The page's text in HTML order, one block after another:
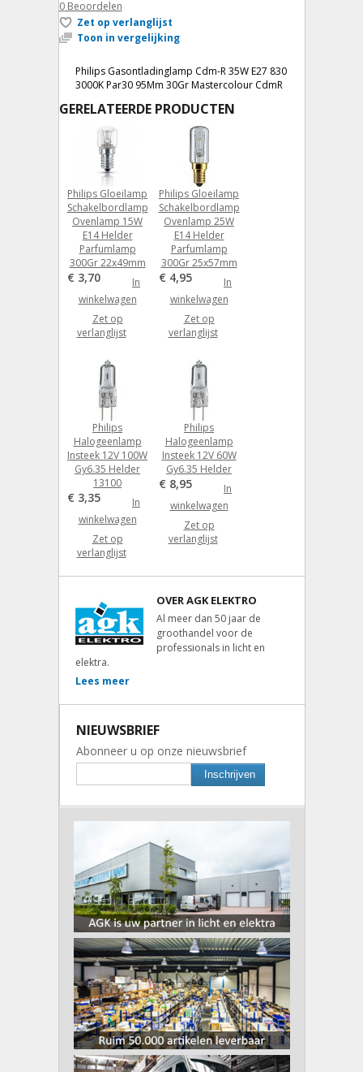
0Beoordelen
Zet op verlanglijst
Toon in vergelijking
Philips Gasontladinglamp Cdm-R 35W E27 830
3000K Par30 95Mm 30Gr Mastercolour CdmR
GERELATEERDE PRODUCTEN
Philips Gloeilamp
Schakelbordlamp
Ovenlamp 15W
E14 Helder
Parfumlamp
300Gr 22x49mm
€ 3,70
In
winkelwagen
Zet op
verlanglijst
Philips Gloeilamp
Schakelbordlamp
Ovenlamp 25W
E14 Helder
Parfumlamp
300Gr 25x57mm
€ 4,95
In
winkelwagen
Zet op
verlanglijst
Philips
Halogeenlamp
Insteek 12V 100W
Gy6.35 Helder
13100
€ 3,35
In
winkelwagen
Zet op
verlanglijst
Philips
Halogeenlamp
Insteek 12V 60W
Gy6.35 Helder
€ 8,95
In
winkelwagen
Zet op
verlanglijst
OVER AGK ELEKTRO
Al meer dan 50 jaar de
groothandel voor de
professionals in licht en
elektra.
Lees meer
NIEUWSBRIEF
Abonneer u op onze nieuwsbrief
Inschrijven